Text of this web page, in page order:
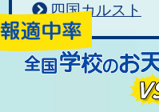
四国カルスト